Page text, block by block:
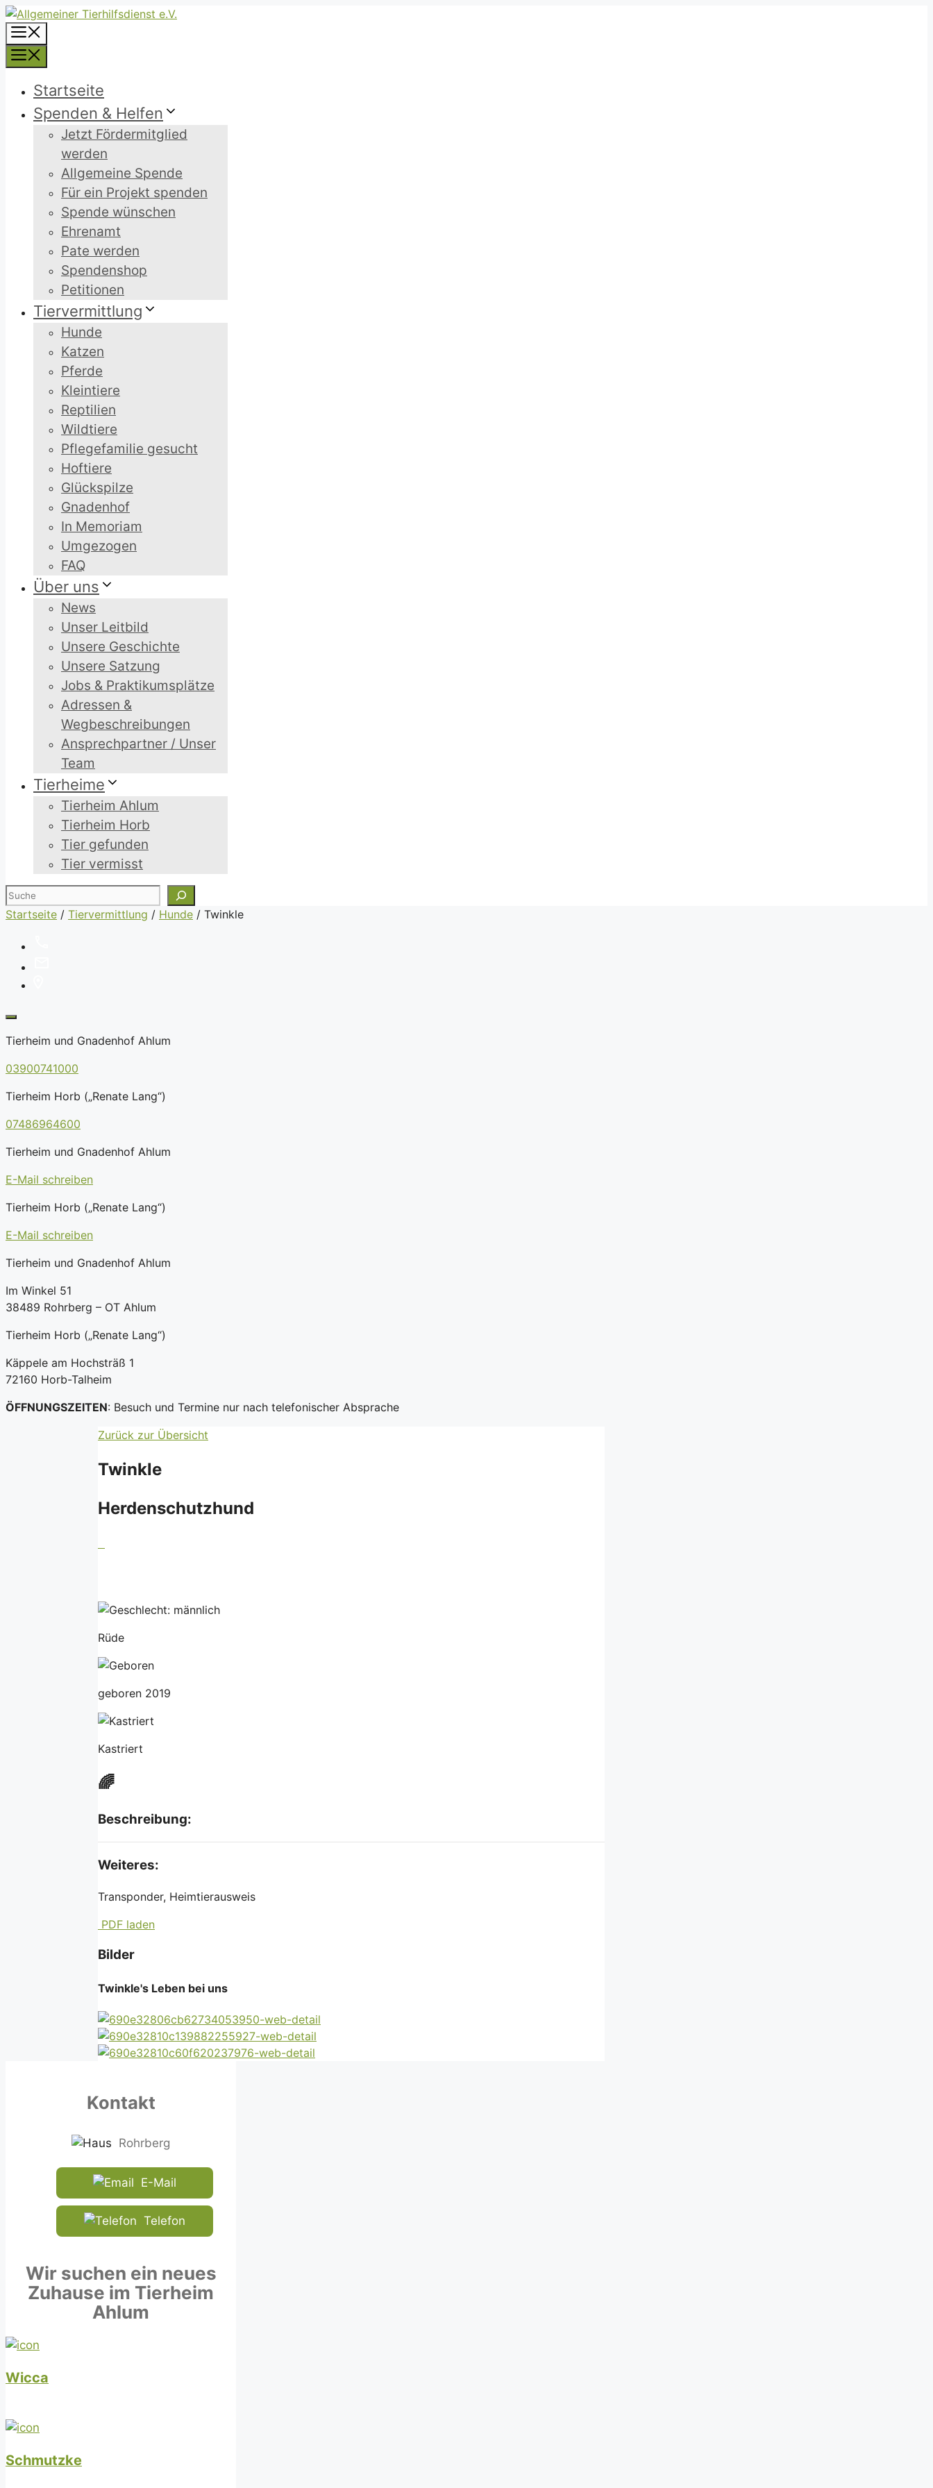
Zum
Inhalt
springen
Startseite
Spenden & Helfen
Jetzt Fördermitglied
werden
Allgemeine Spende
Für ein Projekt spenden
Spende wünschen
Ehrenamt
Pate werden
Spendenshop
Petitionen
Tiervermittlung
Hunde
Katzen
Pferde
Kleintiere
Reptilien
Wildtiere
Pflegefamilie gesucht
Hoftiere
Glückspilze
Gnadenhof
In Memoriam
Umgezogen
FAQ
Über uns
News
Unser Leitbild
Unsere Geschichte
Unsere Satzung
Jobs & Praktikumsplätze
Adressen &
Wegbeschreibungen
Ansprechpartner / Unser
Team
Tierheime
Tierheim Ahlum
Tierheim Horb
Tier gefunden
Tier vermisst
Suchen
Startseite / Tiervermittlung / Hunde / Twinkle
Tierheim und Gnadenhof Ahlum
03900741000
Tierheim Horb („Renate Lang“)
07486964600
Tierheim und Gnadenhof Ahlum
E-Mail schreiben
Tierheim Horb („Renate Lang“)
E-Mail schreiben
Tierheim und Gnadenhof Ahlum
Im Winkel 51
38489 Rohrberg – OT Ahlum
Tierheim Horb („Renate Lang“)
Käppele am Hochsträß 1
72160 Horb-Talheim
ÖFFNUNGSZEITEN: Besuch und Termine nur nach telefonischer Absprache
Zurück zur Übersicht
Twinkle
Herdenschutzhund
Rüde
geboren 2019
Kastriert
🌈
Beschreibung:
Weiteres:
Transponder, Heimtierausweis
PDF laden
Bilder
Twinkle's Leben bei uns
Kontakt
Rohrberg
E-Mail
Telefon
Wir suchen ein neues
Zuhause im Tierheim
Ahlum
Wicca
Schmutzke